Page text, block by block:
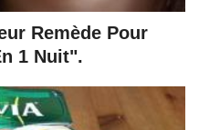
Remède Pour
1 Nuit".